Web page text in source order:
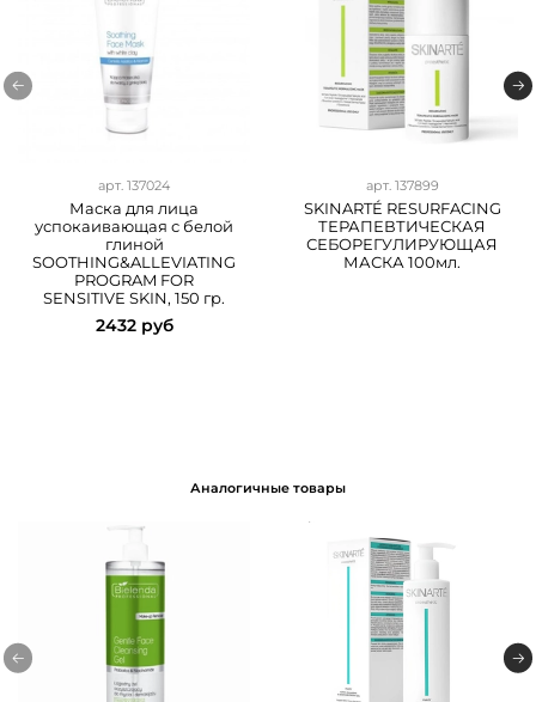
арт. 137024
Маска для лица
успокаивающая с белой
глиной
SOOTHING&ALLEVIATING
PROGRAM FOR
SENSITIVE SKIN, 150 гр.
2432 руб
арт. 137899
SKINARTÉ RESURFACING
ТЕРАПЕВТИЧЕСКАЯ
СЕБОРЕГУЛИРУЮЩАЯ
МАСКА 100мл.
Аналогичные товары